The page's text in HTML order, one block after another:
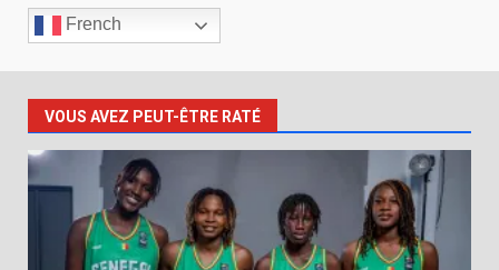
French
VOUS AVEZ PEUT-ÊTRE RATÉ